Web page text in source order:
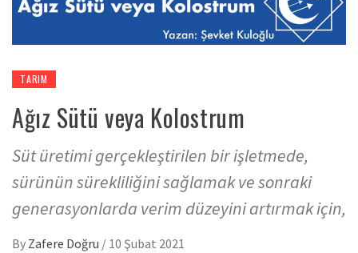
TARIM
Ağız Sütü veya Kolostrum
Süt üretimi gerçekleştirilen bir işletmede,
sürünün sürekliliğini sağlamak ve sonraki
generasyonlarda verim düzeyini artırmak için,
By Zafere Doğru / 10 Şubat 2021